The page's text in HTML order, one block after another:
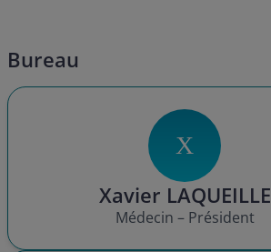
Bureau
X
Xavier LAQUEILLE
Médecin – Président